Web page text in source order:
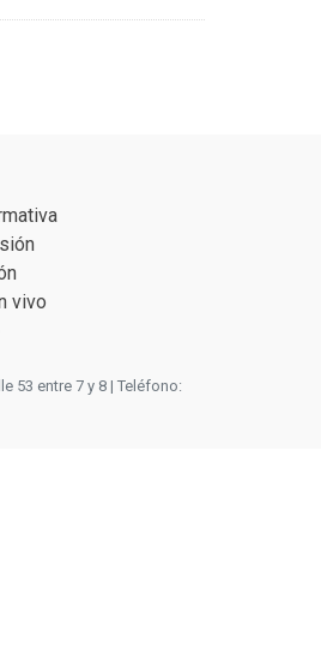
vivo
53 entre 7 y 8 | Teléfono: